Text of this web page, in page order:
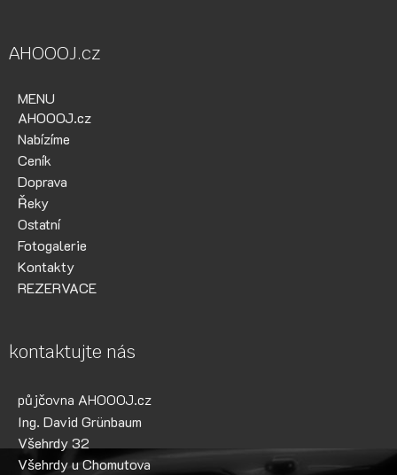
AHOOOJ.cz
MENU
AHOOOJ.cz
Nabízíme
Ceník
Doprava
Řeky
Ostatní
Fotogalerie
Kontakty
REZERVACE
kontaktujte nás
půjčovna AHOOOJ.cz
Ing. David Grünbaum
Všehrdy 32
Všehrdy u Chomutova